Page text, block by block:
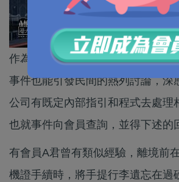
作為資深旅遊業界一員的我，得悉
事件也能引發民間的熱列討論，深
公司有既定內部指引和程式去處理
也就事件向會員查詢，並得下述的
有會員A君曾有類似經驗，離境前
機證手續時，將手提行李遺忘在過